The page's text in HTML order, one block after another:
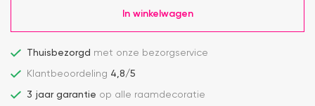
In winkelwagen
Thuisbezorgd met onze bezorgservice
Klantbeoordeling 4,8/5
3 jaar garantie op alle raamdecoratie